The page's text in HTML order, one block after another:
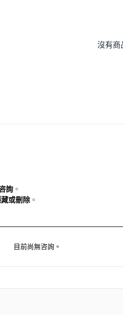
沒有商
詢 。
或刪除。
目前尚無咨詢。